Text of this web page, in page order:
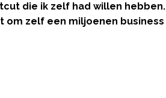
die ik zelf had willen hebben.
om zelf een miljoenen business